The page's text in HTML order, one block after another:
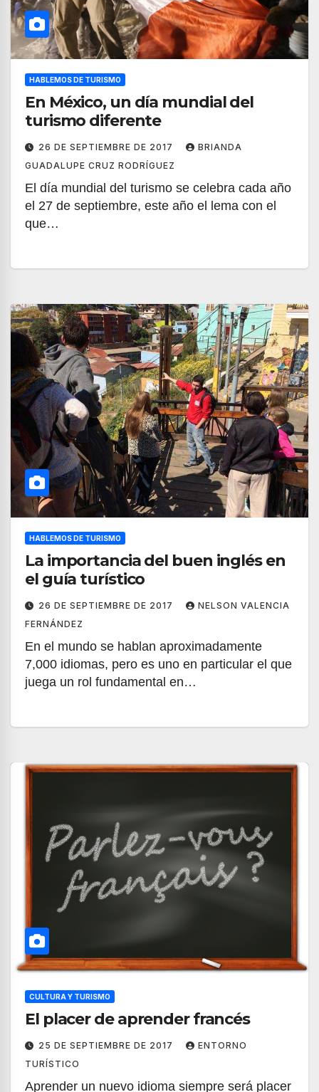
HABLEMOS DE TURISMO
En México, un día mundial del
turismo diferente
26 DE SEPTIEMBRE DE 2017
BRIANDA
GUADALUPE CRUZ RODRÍGUEZ
El día mundial del turismo se celebra cada año
el 27 de septiembre, este año el lema con el
que…
HABLEMOS DE TURISMO
La importancia del buen inglés en
el guía turístico
26 DE SEPTIEMBRE DE 2017
NELSON VALENCIA
FERNÁNDEZ
En el mundo se hablan aproximadamente
7,000 idiomas, pero es uno en particular el que
juega un rol fundamental en…
CULTURA Y TURISMO
El placer de aprender francés
25 DE SEPTIEMBRE DE 2017
ENTORNO
TURÍSTICO
Aprender un nuevo idioma siempre será placer